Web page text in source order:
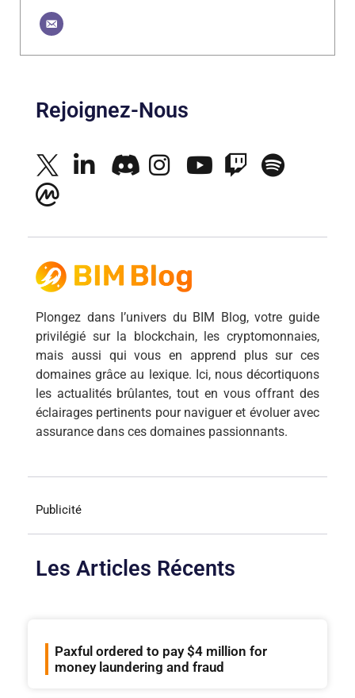
Rejoignez-Nous
Plongez dans l’univers du BIM Blog, votre guide
privilégié sur la blockchain, les cryptomonnaies,
mais aussi qui vous en apprend plus sur ces
domaines grâce au lexique. Ici, nous décortiquons
les actualités brûlantes, tout en vous offrant des
éclairages pertinents pour naviguer et évoluer avec
assurance dans ces domaines passionnants.
Publicité
Les Articles Récents
Paxful ordered to pay $4 million for
money laundering and fraud